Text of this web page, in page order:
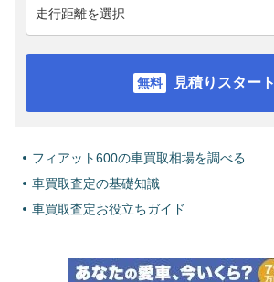
見積りスタート
フィアット600の車買取相場を調べる
車買取査定の基礎知識
車買取査定お役立ちガイド